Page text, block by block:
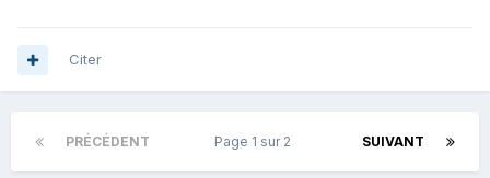
Citer
PRÉCÉDENT SUIVANT
Page 1 sur 2